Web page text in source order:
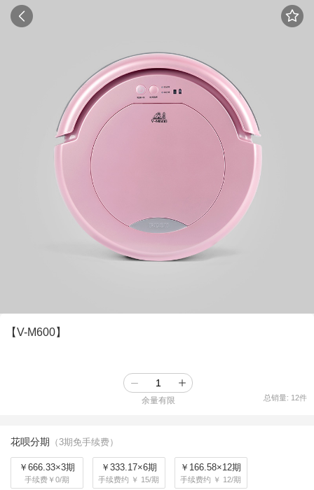
【V-M600】
余量有限 总销量: 12件
花呗分期 （3期免手续费）
￥666.33×3期
手续费￥0/期
￥333.17×6期
手续费约 ￥ 15/期
￥166.58×12期
手续费约 ￥ 12/期